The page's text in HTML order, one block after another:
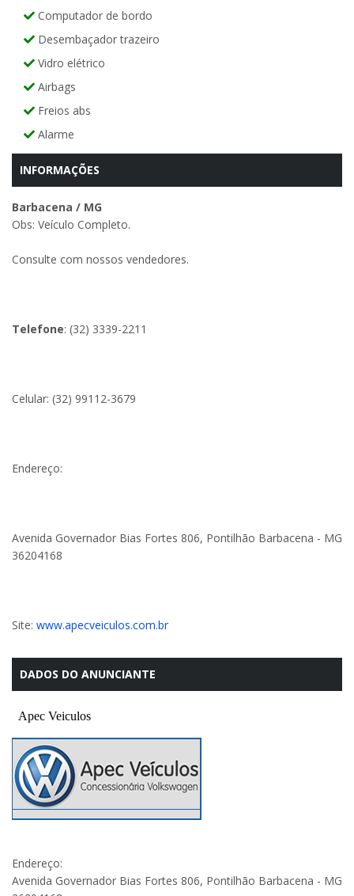
Computador de bordo
Desembaçador trazeiro
Vidro elétrico
Airbags
Freios abs
Alarme
INFORMAÇÕES
Barbacena / MG
Obs: Veículo Completo.
Consulte com nossos vendedores.
Telefone: (32) 3339-2211
Celular: (32) 99112-3679
Endereço:
Avenida Governador Bias Fortes 806, Pontilhão Barbacena - MG
36204168
Site: www.apecveiculos.com.br
DADOS DO ANUNCIANTE
Endereço:
Avenida Governador Bias Fortes 806, Pontilhão Barbacena - MG